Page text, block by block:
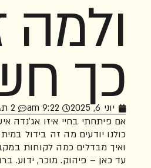
ולמה
כך
יוני 6, 2025 9:22 am
2 תגובות
אם פיתחתי בחיי איזו אג'נדה
כולנו יודעים מה זה בידול
ואיך מבדלים כמה לקוחות
עד כאן – פיהוק. מוכר, ידוע.